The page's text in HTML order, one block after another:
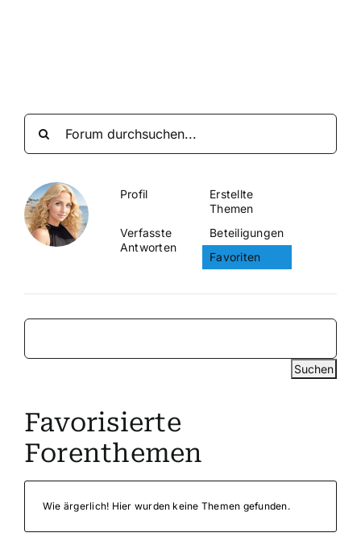
Profil
Erstellte
Themen
Verfasste
Antworten
Beteiligungen
Favoriten
Favorisierte
Forenthemen
Wie ärgerlich! Hier wurden keine Themen gefunden.